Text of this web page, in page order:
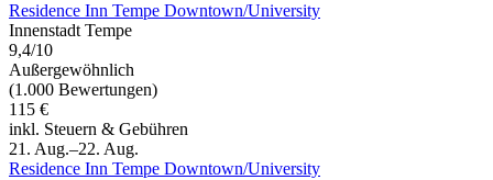
Residence Inn Tempe Downtown/University
Innenstadt Tempe
9,4/10
Außergewöhnlich
(1.000 Bewertungen)
115 €
inkl. Steuern & Gebühren
21. Aug.–22. Aug.
Residence Inn Tempe Downtown/University